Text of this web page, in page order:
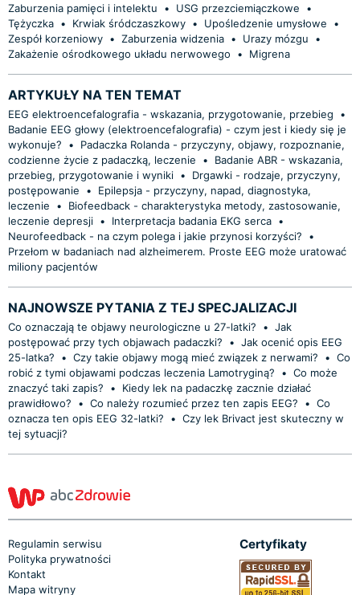
Zaburzenia pamięci i intelektu
• USG przezciemiączkowe
•
Tężyczka • Krwiak śródczaszkowy • Upośledzenie umysłowe
•
Zespół korzeniowy • Zaburzenia widzenia • Urazy mózgu
•
Zakażenie ośrodkowego układu nerwowego
• Migrena
ARTYKUŁY NA TEN TEMAT
EEG elektroencefalografia - wskazania, przygotowanie, przebieg
•
Badanie EEG głowy (elektroencefalografia) - czym jest i kiedy się je
wykonuje?
•
Padaczka Rolanda - przyczyny, objawy, rozpoznanie,
codzienne życie z padaczką, leczenie
•
Badanie ABR - wskazania,
przebieg, przygotowanie i wyniki •
Drgawki - rodzaje, przyczyny,
postępowanie
•
Epilepsja - przyczyny, napad, diagnostyka,
leczenie
•
Biofeedback - charakterystyka metody, zastosowanie,
leczenie depresji • Interpretacja badania EKG serca •
Neurofeedback - na czym polega i jakie przynosi korzyści?
•
Przełom w badaniach nad alzheimerem. Proste EEG może uratować
miliony pacjentów
NAJNOWSZE PYTANIA Z TEJ SPECJALIZACJI
Co oznaczają te objawy neurologiczne u 27-latki? • Jak
postępować przy tych objawach padaczki?
• Jak ocenić opis EEG
25-latka?
• Czy takie objawy mogą mieć związek z nerwami? • Co
robić z tymi objawami podczas leczenia Lamotryginą?
• Co może
znaczyć taki zapis?
•
Kiedy lek na padaczkę zacznie działać
prawidłowo?
• Co należy rozumieć przez ten zapis EEG? • Co
oznacza ten opis EEG 32-latki?
• Czy lek Brivact jest skuteczny w
tej sytuacji?
Regulamin serwisu
Polityka prywatności
Kontakt
Mapa witryny
Certyfikaty